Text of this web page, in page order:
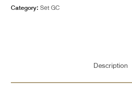
Category:Set GC
Description